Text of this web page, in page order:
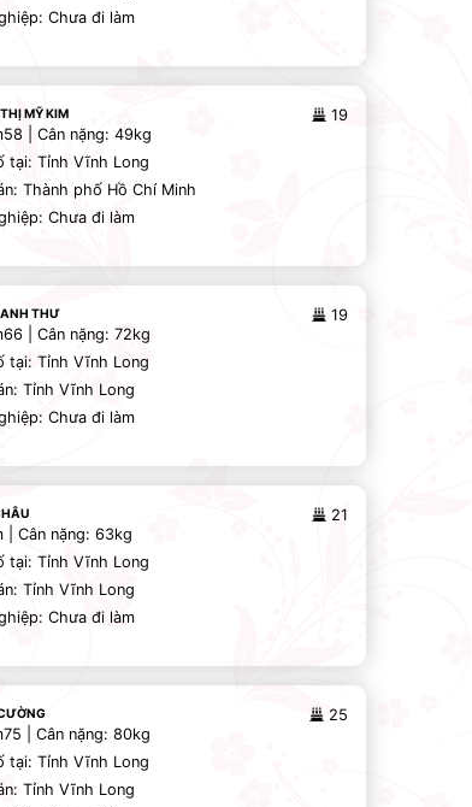
Chưa đi làm
MỸ KIM
19
| Cân nặng: 49kg
tại: Tỉnh Vĩnh Long
Thành phố Hồ Chí Minh
Chưa đi làm
ANH THƯ
19
| Cân nặng: 72kg
tại: Tỉnh Vĩnh Long
Tỉnh Vĩnh Long
Chưa đi làm
21
| Cân nặng: 63kg
tại: Tỉnh Vĩnh Long
Tỉnh Vĩnh Long
Chưa đi làm
25
| Cân nặng: 80kg
tại: Tỉnh Vĩnh Long
Tỉnh Vĩnh Long